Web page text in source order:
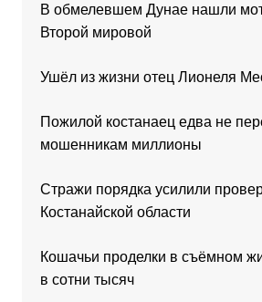
В обмелевшем Дунае нашли
Второй мировой
Ушёл из жизни отец Лионеля
Пожилой костанаец едва не
мошенникам миллионы
Стражи порядка усилили
Костанайской области
Кошачьи проделки в съёмном
в сотни тысяч